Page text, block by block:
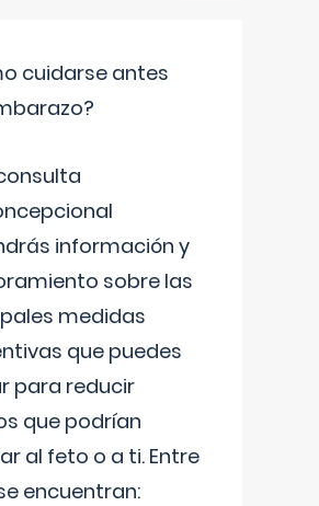
cuidarse antes
información y
sobre las
medidas
que puedes
para reducir
que podrían
al feto o a ti. Entre
encuentran: